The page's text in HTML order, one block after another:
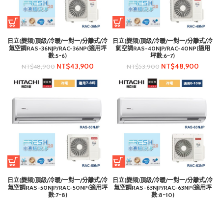
日立(變頻)頂級/冷暖/一對一/分離式/冷
氣空調RAS-36NJP/RAC-36NP(適用坪
數:5~6)
NT$48,900 NT$43,900
日立(變頻)頂級/冷暖/一對一/分離式/冷
氣空調RAS-40NJP/RAC-40NP(適用
坪數:6~7)
NT$53,900 NT$48,900
日立(變頻)頂級/冷暖/一對一/分離式/冷
氣空調RAS-50NJP/RAC-50NP(適用坪
數:7~8)
日立(變頻)頂級/冷暖/一對一/分離式/冷
氣空調RAS-63NJP/RAC-63NP(適用坪
數:8~10)